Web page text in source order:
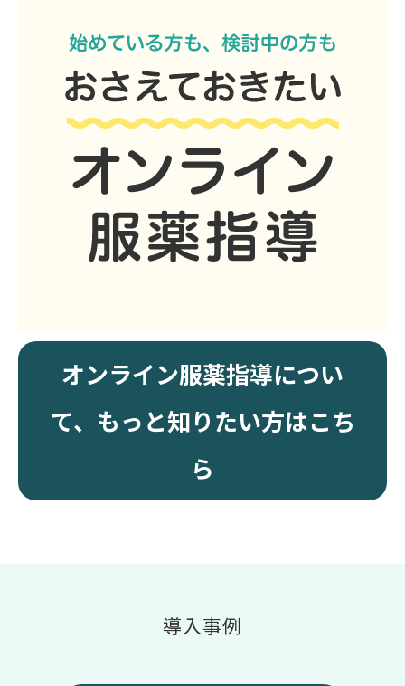
オンライン服薬指導につい
て、もっと知りたい方はこち
ら
導入事例